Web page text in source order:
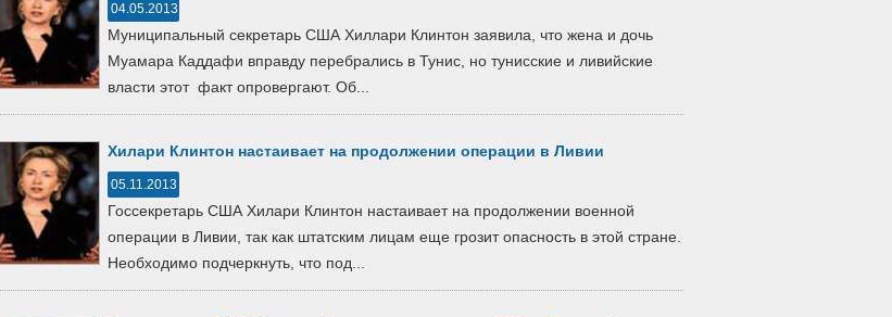
04.05.2013
Муниципальный секретарь США Хиллари Клинтон заявила, что жена и дочь
Муамара Каддафи вправду перебрались в Тунис, но тунисские и ливийские
власти этот факт опровергают. Об...
Хилари Клинтон настаивает на продолжении операции в Ливии
05.11.2013
Госсекретарь США Хилари Клинтон настаивает на продолжении военной
операции в Ливии, так как штатским лицам еще грозит опасность в этой стране.
Необходимо подчеркнуть, что под...